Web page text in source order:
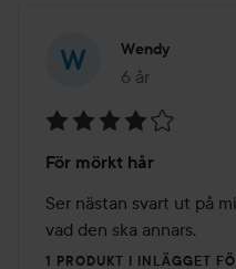
Wendy
6 år
Inlägget
4
av
5
För mörkt hår
Ser nästan svart ut på
vad den ska annars.
1 PRODUKT I INLÄGGET